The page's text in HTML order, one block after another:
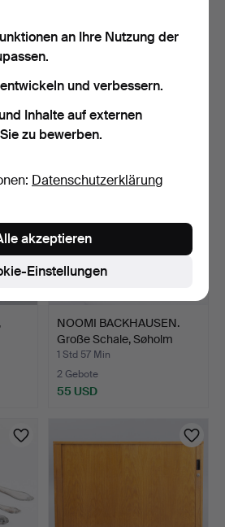
…
1 Std 53 Min
56 USD
NOOMI BACKHAUSEN.
Große Schale, Søholm
Ste…
1 Std 57 Min
2 Gebote
55 USD
an Ihre Nutzung der
und verbessern.
Inhalte auf externen
zu bewerben.
Datenschutzerklärung
Einstellungen
akzeptieren